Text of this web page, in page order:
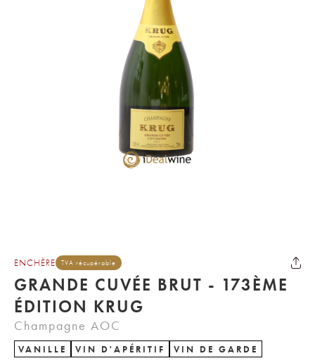
ENCHÈRE TVA récupérable
GRANDE CUVÉE BRUT - 173ÈME
ÉDITION KRUG
Champagne AOC
VANILLE VIN D'APÉRITIF VIN DE GARDE